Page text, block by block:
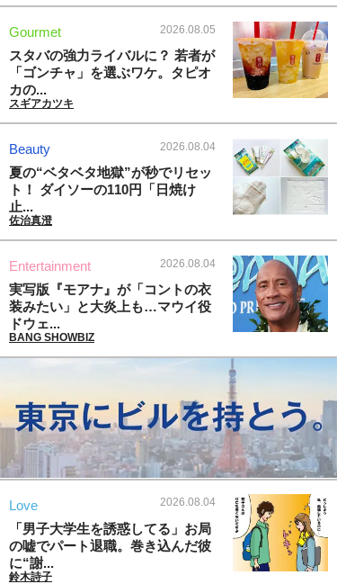
Gourmet 2026.08.05
スタバの強力ライバルに？ 若者が
「ゴンチャ」を選ぶワケ。タピオ
カの...
スギアカツキ
Beauty 2026.08.04
夏の“ベタベタ地獄”が秒でリセッ
ト！ ダイソーの110円「日焼け
止...
佐治真澄
Entertainment 2026.08.04
実写版『モアナ』が「コントの衣
装みたい」と大炎上も…マウイ役
ドウェ...
BANG SHOWBIZ
Love 2026.08.04
「男子大学生を誘惑してる」お局
の嘘でパート退職。巻き込んだ彼
に“謝...
鈴木詩子